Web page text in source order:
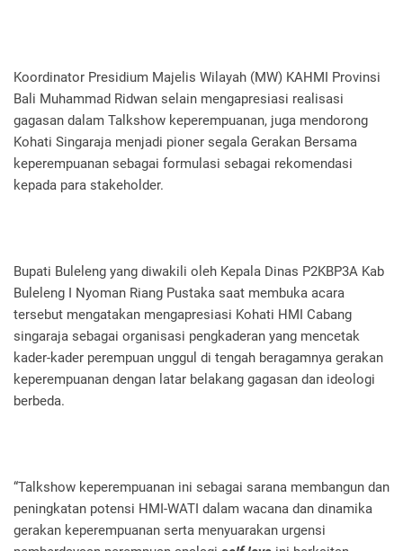
Koordinator Presidium Majelis Wilayah (MW) KAHMI Provinsi
Bali Muhammad Ridwan selain mengapresiasi realisasi
gagasan dalam Talkshow keperempuanan, juga mendorong
Kohati Singaraja menjadi pioner segala Gerakan Bersama
keperempuanan sebagai formulasi sebagai rekomendasi
kepada para stakeholder.
Bupati Buleleng yang diwakili oleh Kepala Dinas P2KBP3A Kab
Buleleng I Nyoman Riang Pustaka saat membuka acara
tersebut mengatakan mengapresiasi Kohati HMI Cabang
singaraja sebagai organisasi pengkaderan yang mencetak
kader-kader perempuan unggul di tengah beragamnya gerakan
keperempuanan dengan latar belakang gagasan dan ideologi
berbeda.
“Talkshow keperempuanan ini sebagai sarana membangun dan
peningkatan potensi HMI-WATI dalam wacana dan dinamika
gerakan keperempuanan serta menyuarakan urgensi